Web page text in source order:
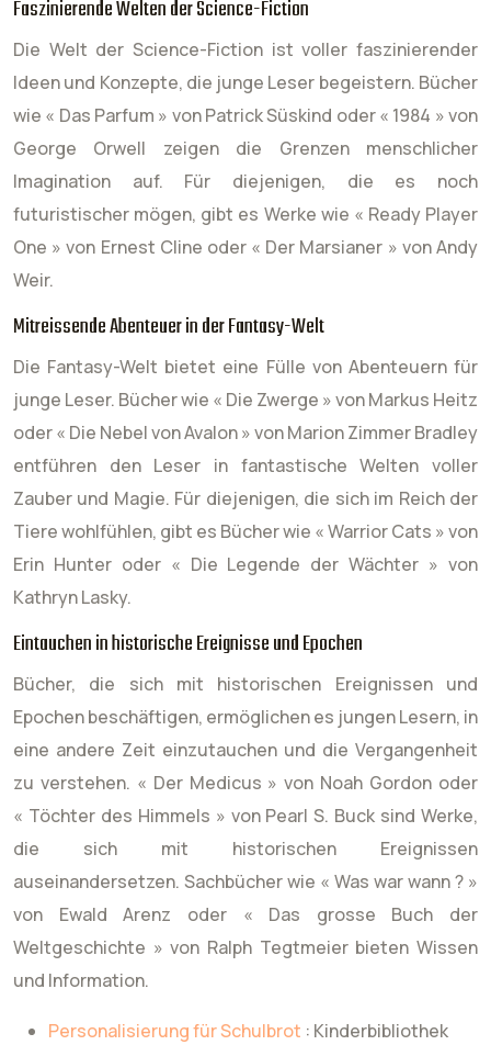
Faszinierende Welten der Science-Fiction
Die Welt der Science-Fiction ist voller faszinierender
Ideen und Konzepte, die junge Leser begeistern. Bücher
wie « Das Parfum » von Patrick Süskind oder « 1984 » von
George Orwell zeigen die Grenzen menschlicher
Imagination auf. Für diejenigen, die es noch
futuristischer mögen, gibt es Werke wie « Ready Player
One » von Ernest Cline oder « Der Marsianer » von Andy
Weir.
Mitreissende Abenteuer in der Fantasy-Welt
Die Fantasy-Welt bietet eine Fülle von Abenteuern für
junge Leser. Bücher wie « Die Zwerge » von Markus Heitz
oder « Die Nebel von Avalon » von Marion Zimmer Bradley
entführen den Leser in fantastische Welten voller
Zauber und Magie. Für diejenigen, die sich im Reich der
Tiere wohlfühlen, gibt es Bücher wie « Warrior Cats » von
Erin Hunter oder « Die Legende der Wächter » von
Kathryn Lasky.
Eintauchen in historische Ereignisse und Epochen
Bücher, die sich mit historischen Ereignissen und
Epochen beschäftigen, ermöglichen es jungen Lesern, in
eine andere Zeit einzutauchen und die Vergangenheit
zu verstehen. « Der Medicus » von Noah Gordon oder
« Töchter des Himmels » von Pearl S. Buck sind Werke,
die sich mit historischen Ereignissen
auseinandersetzen. Sachbücher wie « Was war wann ? »
von Ewald Arenz oder « Das grosse Buch der
Weltgeschichte » von Ralph Tegtmeier bieten Wissen
und Information.
Personalisierung für Schulbrot : Kinderbibliothek